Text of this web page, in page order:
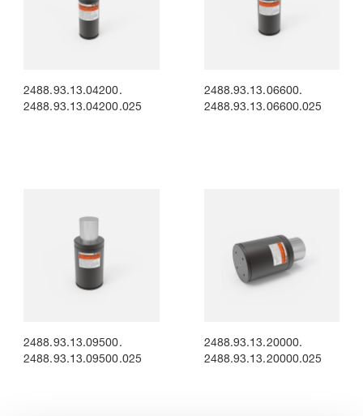
2488.93.13.04200.
2488.93.13.04200.025
2488.93.13.06600.
2488.93.13.06600.025
2488.93.13.09500.
2488.93.13.09500.025
2488.93.13.20000.
2488.93.13.20000.025